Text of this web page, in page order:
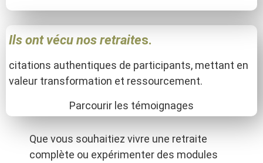
Ils ont vécu nos retraites.
citations authentiques de participants, mettant en
valeur transformation et ressourcement.
Parcourir les témoignages
Que vous souhaitiez vivre une retraite
complète ou expérimenter des modules